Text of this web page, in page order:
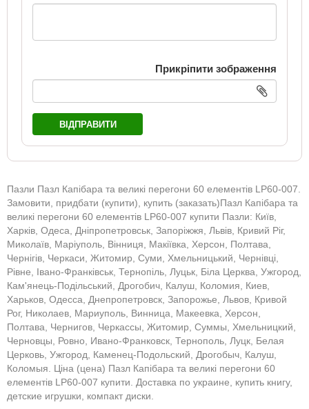
Прикріпити зображення
ВІДПРАВИТИ
Пазли Пазл Капібара та великі перегони 60 елементів LP60-007.
Замовити, придбати (купити), купить (заказать)Пазл Капібара та
великі перегони 60 елементів LP60-007 купити Пазли: Київ,
Харків, Одеса, Дніпропетровськ, Запоріжжя, Львів, Кривий Ріг,
Миколаїв, Маріуполь, Вінниця, Макіївка, Херсон, Полтава,
Чернігів, Черкаси, Житомир, Суми, Хмельницький, Чернівці,
Рівне, Івано-Франківськ, Тернопіль, Луцьк, Біла Церква, Ужгород,
Кам'янець-Подільський, Дрогобич, Калуш, Коломия, Киев,
Харьков, Одесса, Днепропетровск, Запорожье, Львов, Кривой
Рог, Николаев, Мариуполь, Винница, Макеевка, Херсон,
Полтава, Чернигов, Черкассы, Житомир, Суммы, Хмельницкий,
Черновцы, Ровно, Ивано-Франковск, Тернополь, Луцк, Белая
Церковь, Ужгород, Каменец-Подольский, Дрогобыч, Калуш,
Коломыя. Ціна (цена) Пазл Капібара та великі перегони 60
елементів LP60-007 купити. Доставка по украине, купить книгу,
детские игрушки, компакт диски.